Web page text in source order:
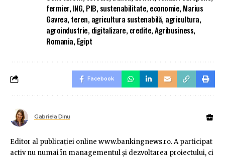
fermier, ING, PIB, sustenabilitate, economie, Marius
Gavrea, teren, agricultura sustenabilă, agricultura,
agroindustrie, digitalizare, credite,Agribusiness,
Romania, Egipt
Facebook
Gabriela Dinu
Editor al publicaţiei online www.bankingnews.ro. A participat
activ nu numai în managementul şi dezvoltarea proiectului, ci